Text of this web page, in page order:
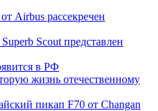
Airbus рассекречен
Scout представлен
в РФ
жизнь отечественному
пикап F70 от Changan